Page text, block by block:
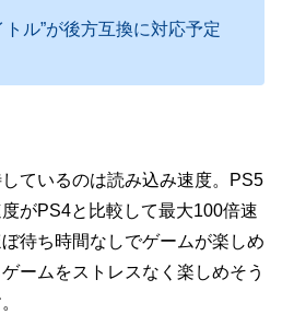
ル”が後方互換に対応予定
ているのは読み込み速度。PS5
がPS4と比較して最大100倍速
待ち時間なしでゲームが楽しめ
ームをストレスなく楽しめそう